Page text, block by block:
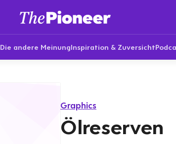
Die andere MeinungInspiration & Zuversicht
Graphics
Ölreserven